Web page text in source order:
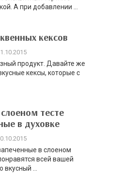
А при добавлении ...
кексов
продукт. Давайте же
кексы, которые с
тесте
в духовке
в слоеном
всей вашей
вкусный ...